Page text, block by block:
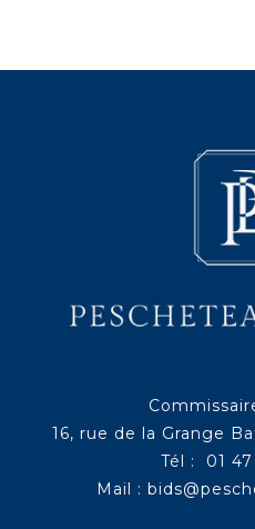
16, rue de la Grange
Tél : 01
Mail :